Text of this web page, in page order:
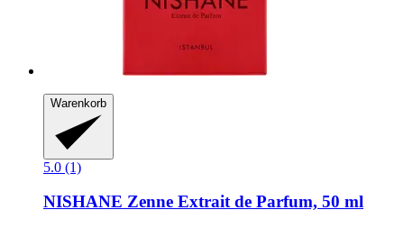
Warenkorb
5.0 (1)
NISHANE Zenne Extrait de Parfum, 50 ml